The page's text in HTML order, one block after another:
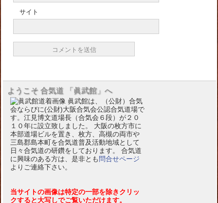
サイト
ようこそ 合気道 「眞武館」へ
眞武館は、（公財）合気
会ならびに(公財)大阪合気会公認合気道場で
す。江見博文道場長（合気会６段）が２０
１０年に設立致しました。 大阪の枚方市に
本部道場ビルを置き、枚方、高槻の両市や
三島郡島本町を合気道普及活動地域として
日々合気道の研鑽をしております。 合気道
に興味のある方は、是非とも 問合せページ
よりご連絡下さい。
当サイトの画像は特定の一部を除きクリッ
クすると大写しでご覧いただけます。